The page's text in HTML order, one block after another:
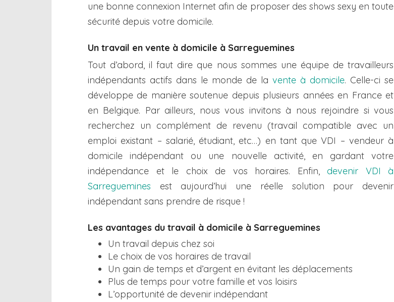
une bonne connexion Internet afin de proposer des shows sexy en toute
sécurité depuis votre domicile.
Un travail en vente à domicile à Sarreguemines
Tout d’abord, il faut dire que nous sommes une équipe de travailleurs
indépendants actifs dans le monde de la vente à domicile. Celle-ci se
développe de manière soutenue depuis plusieurs années en France et
en Belgique. Par ailleurs, nous vous invitons à nous rejoindre si vous
recherchez un complément de revenu (travail compatible avec un
emploi existant – salarié, étudiant, etc…) en tant que VDI – vendeur à
domicile indépendant ou une nouvelle activité, en gardant votre
indépendance et le choix de vos horaires. Enfin, devenir VDI à
Sarreguemines est aujourd’hui une réelle solution pour devenir
indépendant sans prendre de risque !
Les avantages du travail à domicile à Sarreguemines
Un travail depuis chez soi
Le choix de vos horaires de travail
Un gain de temps et d’argent en évitant les déplacements
Plus de temps pour votre famille et vos loisirs
L’opportunité de devenir indépendant